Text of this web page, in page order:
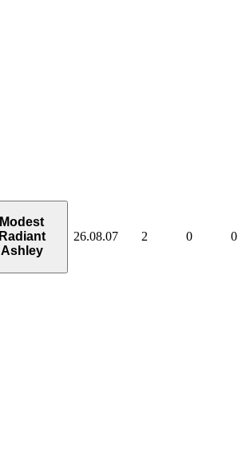
Modest
Radiant
Ashley
26.08.07 2 0 0